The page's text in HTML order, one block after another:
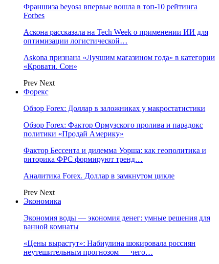
Франшиза beyosa впервые вошла в топ-10 рейтинга
Forbes
Аскона рассказала на Tech Week о применении ИИ для
оптимизации логистической…
Askona признана «Лучшим магазином года» в категории
«Кровати. Сон»
Prev Next
Форекс
Обзор Forex: Доллар в заложниках у макростатистики
Обзор Forex: Фактор Ормузского пролива и парадокс
политики «Продай Америку»
Фактор Бессента и дилемма Уорша: как геополитика и
риторика ФРС формируют тренд…
Аналитика Forex. Доллар в замкнутом цикле
Prev Next
Экономика
Экономия воды — экономия денег: умные решения для
ванной комнаты
«Цены вырастут»: Набиулина шокировала россиян
неутешительным прогнозом — чего…